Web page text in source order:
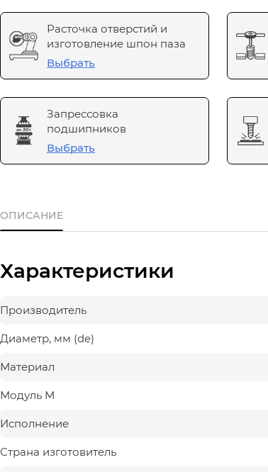
Расточка отверстий и
изготовление шпон паза
Выбрать
Запрессовка
подшипников
Выбрать
ОПИСАНИЕ
Характеристики
Производитель
Диаметр, мм (de)
Материал
Модуль М
Исполнение
Страна изготовитель